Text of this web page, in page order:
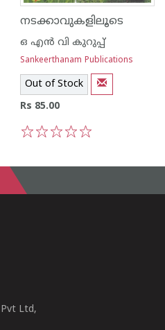
നടക്കാവുകളിലൂടെ
ഒ എന്‍ വി കുറുപ്പ്‌
Sankeerthanam Publications
Out of Stock
Rs 85.00
Ltd,